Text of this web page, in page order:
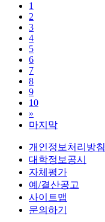
1
2
3
4
5
6
7
8
9
10
»
마지막
개인정보처리방침
대학정보공시
자체평가
예/결산공고
사이트맵
문의하기